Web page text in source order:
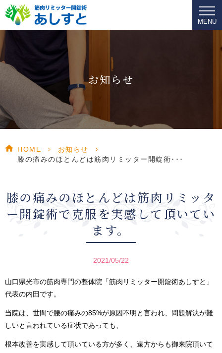
MENU
お知らせ
HOME > お知らせ
>
膝の痛みのほとんどは筋肉リミッター開錠術･･･
膝の痛みのほとんどは筋肉リミッタ
ー開錠術で克服を実感して頂いてい
ます。
2021/05/22
山口県光市の筋肉専門の整体院「筋肉リミッター開錠術あしすと」
代表の内田です。
当院は、世間で腰の痛みの85%が原因不明と言われ、問題解決が難
しいと言われている症状であっても、
根本改善を実感して頂いている方が多く、遠方からも御来院頂いて